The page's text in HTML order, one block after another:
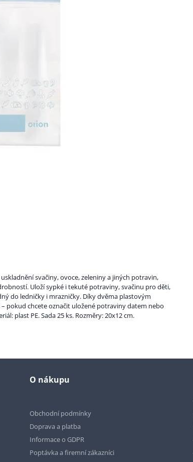
svačiny, ovoce, zeleniny a jiných potravin,
Uloží sypké i tekuté potraviny, svačinu pro děti,
do ledničky i mrazničky. Díky dvěma plastovým
pokud chcete označit uložené potraviny datem nebo
plast PE. Sada 25 ks. Rozměry: 20x12 cm.
O nákupu
Obchodní podmínky
Doprava a platba
Informace o GDPR
Poptávka a firemní zákazníci